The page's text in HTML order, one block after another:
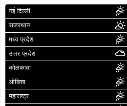
नई दिल्ली
राजस्थान
मध्य प्रदेश
उत्तर प्रदेश
कोलकाता
ओडिशा
महाराष्ट्र